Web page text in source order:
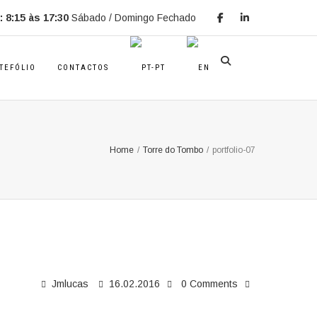
às 17:30 Sábado / Domingo Fechado
CONTACTOS
Home / Torre do Tombo / portfolio-07
Jmlucas 16.02.2016 0 Comments